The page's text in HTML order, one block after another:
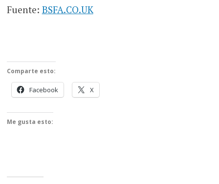
Fuente: BSFA.CO.UK
Comparte esto:
Facebook X
Me gusta esto: